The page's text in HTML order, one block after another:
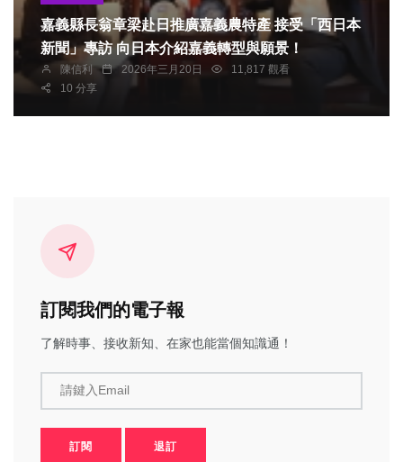
嘉義縣長翁章梁赴日推廣嘉義農特產 接受「西日本
新聞」專訪 向日本介紹嘉義轉型與願景！
陳信利 2026年三月20日
11,817 觀看
10 分享
訂閱我們的電子報
了解時事、接收新知、在家也能當個知識通！
請鍵入Email
訂閱 退訂